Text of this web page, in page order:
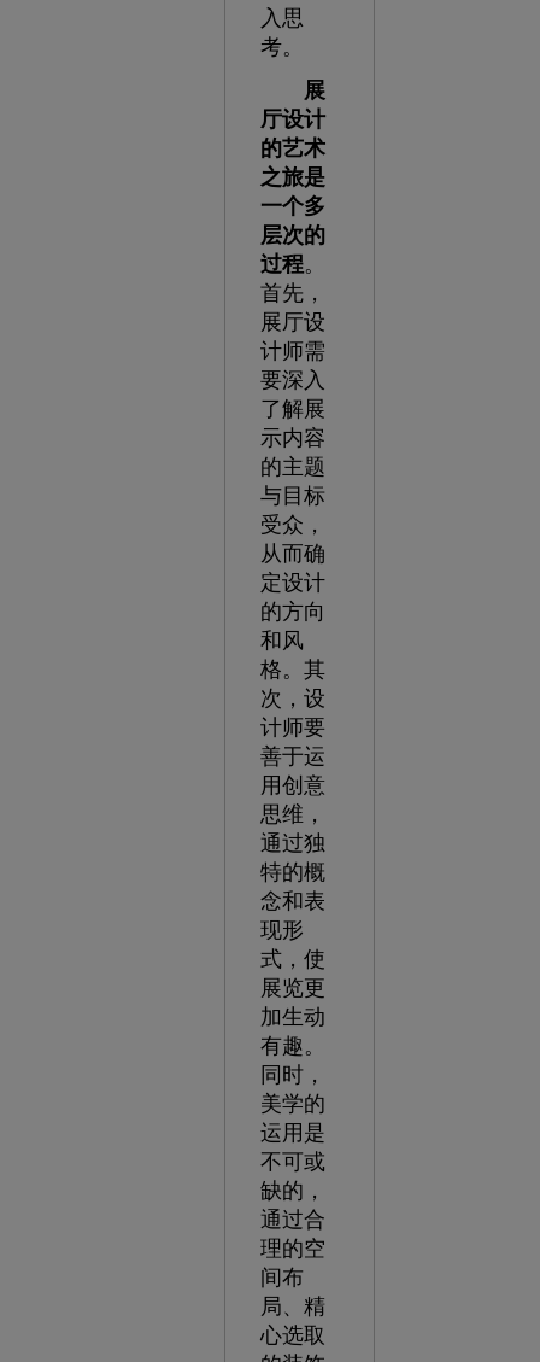
入思
考。
展
厅设计
的艺术
之旅是
一个多
层次的
过程。
首先，
展厅设
计师需
要深入
了解展
示内容
的主题
与目标
受众，
从而确
定设计
的方向
和风
格。其
次，设
计师要
善于运
用创意
思维，
通过独
特的概
念和表
现形
式，使
展览更
加生动
有趣。
同时，
美学的
运用是
不可或
缺的，
通过合
理的空
间布
局、精
心选取